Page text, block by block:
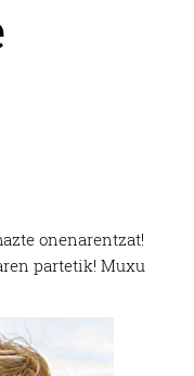
onenarentzat!
partetik! Muxu